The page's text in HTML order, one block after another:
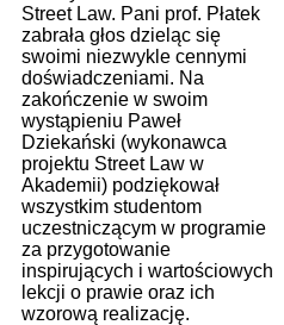
Street Law. Pani prof. Płatek
zabrała głos dzieląc się
swoimi niezwykle cennymi
doświadczeniami. Na
zakończenie w swoim
wystąpieniu Paweł
Dziekański (wykonawca
projektu Street Law w
Akademii) podziękował
wszystkim studentom
uczestniczącym w programie
za przygotowanie
inspirujących i wartościowych
lekcji o prawie oraz ich
wzorową realizację.